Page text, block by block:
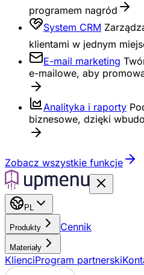
programem nagród
System CRM
klientami w jednym
E-mail marketing
e-mailowe, aby
Analityka i raporty
biznesowe, dzięki
Zobacz wszystkie funkcje
PL
Produkty Cennik
Materiały
KlienciProgram partnerski